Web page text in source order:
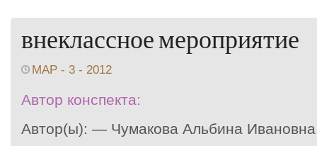
внеклассное мероприятие
МАР - 3 - 2012
Автор конспекта:
Автор(ы): — Чумакова Альбина Ивановна